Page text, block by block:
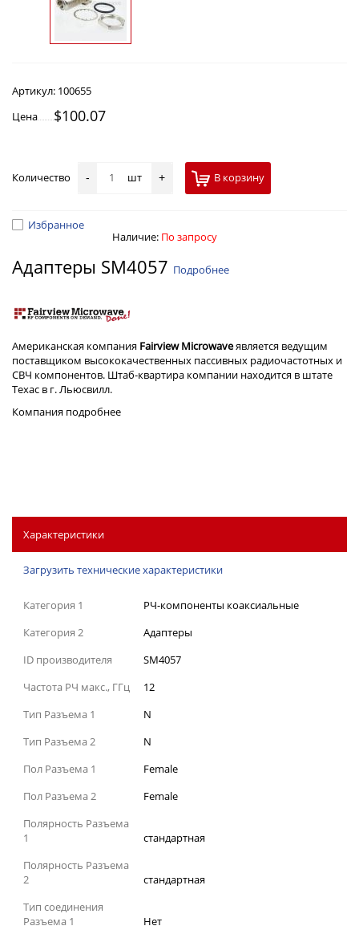
Артикул: 100655
Цена
$100.07
Количество - шт + В корзину
Избранное
Наличие: По запросу
Адаптеры SM4057 Подробнее
Американская компания Fairview Microwaveявляется ведущим
поставщиком высококачественных пассивных радиочастотных и
СВЧ компонентов. Штаб-квартира компании находится в штате
Техас в г. Льюсвилл.
Компания подробнее
Характеристики
Загрузить технические характеристики
Категория 1
РЧ-компоненты коаксиальные
Категория 2
Адаптеры
ID производителя
SM4057
Частота РЧ макс., ГГц
12
Тип Разъема 1
N
Тип Разъема 2
N
Пол Разъема 1
Female
Пол Разъема 2
Female
Полярность Разъема
1
стандартная
Полярность Разъема
2
стандартная
Тип соединения
Разъема 1
Нет